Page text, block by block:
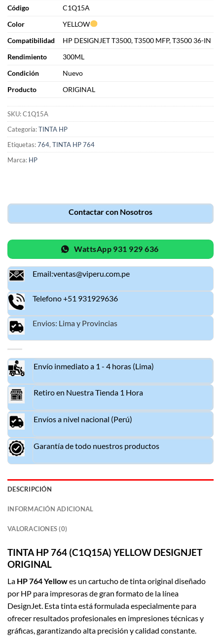
Código
C1Q15A
Color
YELLOW
Compatibilidad
HP DESIGNJET T3500, T3500 MFP, T3500 36-IN
Rendimiento
300ML
Condición
Nuevo
Producto
ORIGINAL
SKU:C1Q15A
Categoría:TINTA HP
Etiquetas:764, TINTA HP 764
Marca: HP
Contactar con Nosotros
WattsApp 931 929 636
Email:ventas@viperu.com.pe
Telefono +51 931929636
Envios: Lima y Provincias
Envío inmediato a 1 - 4 horas (Lima)
Retiro en Nuestra Tienda 1 Hora
Envíos a nivel nacional (Perú)
Garantía de todo nuestros productos
DESCRIPCIÓN
INFORMACIÓN ADICIONAL
VALORACIONES (0)
TINTA HP 764 (C1Q15A) YELLOW DESIGNJET
ORIGINAL
La HP 764 Yellowes un cartucho de tinta original diseñado
por HP para impresoras de gran formato de la línea
DesignJet. Esta tinta está formulada especialmente para
ofrecer resultados profesionales en impresiones técnicas y
gráficas, garantizando alta precisión y calidad constante.